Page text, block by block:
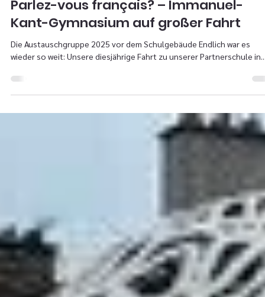
5. Juni 2025
Parlez-vous français? – Immanuel-
Kant-Gymnasium auf großer Fahrt
Die Austauschgruppe 2025 vor dem Schulgebäude Endlich war es